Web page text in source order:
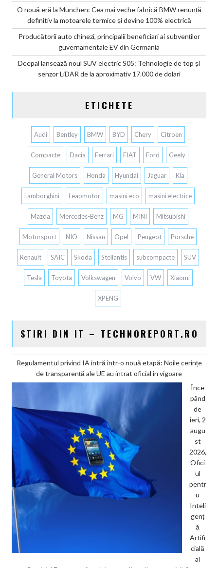
O nouă eră la Munchen: Cea mai veche fabrică BMW renunță
definitiv la motoarele termice și devine 100% electrică
Producătorii auto chinezi, principalii beneficiari ai subvenților
guvernamentale EV din Germania
Deepal lansează noul SUV electric S05: Tehnologie de top și
senzor LiDAR de la aproximativ 17.000 de dolari
ETICHETE
Audi Bentley BMW BYD Chery Citroen
Compacte Dacia Ferrari FIAT Ford Geely
General Motors Honda Hyundai Jaguar Kia
Lamborghini Leapmotor masini eco masini electrice
Mazda Mercedes-Benz MG MINI Mitsubishi
Motorsport NIO Nissan Opel Peugeot Porsche
Renault SAIC Skoda Stellantis subcompacte SUV
Tesla Toyota Volkswagen Volvo VW Xiaomi
XPENG
STIRI DIN IT – TECHNOREPORT.RO
Regulamentul privind IA intră într-o nouă etapă: Noile cerințe
de transparență ale UE au intrat oficial în vigoare
Înce
pând
de
ieri, 2
augu
st
2026,
Ofici
ul
pentr
u
Inteli
genț
ă
Artifi
cială
al